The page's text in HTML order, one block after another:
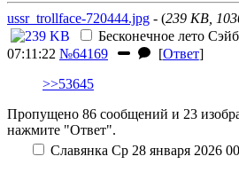
ussr_trollface-720444.jpg - (239 KB,
Бесконечное лето
07:11:22 №64169 [Ответ]
>>53645
Пропущено 86 сообщений и 23
нажмите "Ответ".
Славянка Ср 28 января 2026